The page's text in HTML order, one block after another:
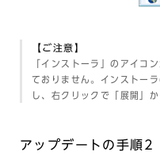
【ご注意】
「インストーラ」のアイコ
ておりません。インストー
し、右クリックで「展開」
アップデートの手順2